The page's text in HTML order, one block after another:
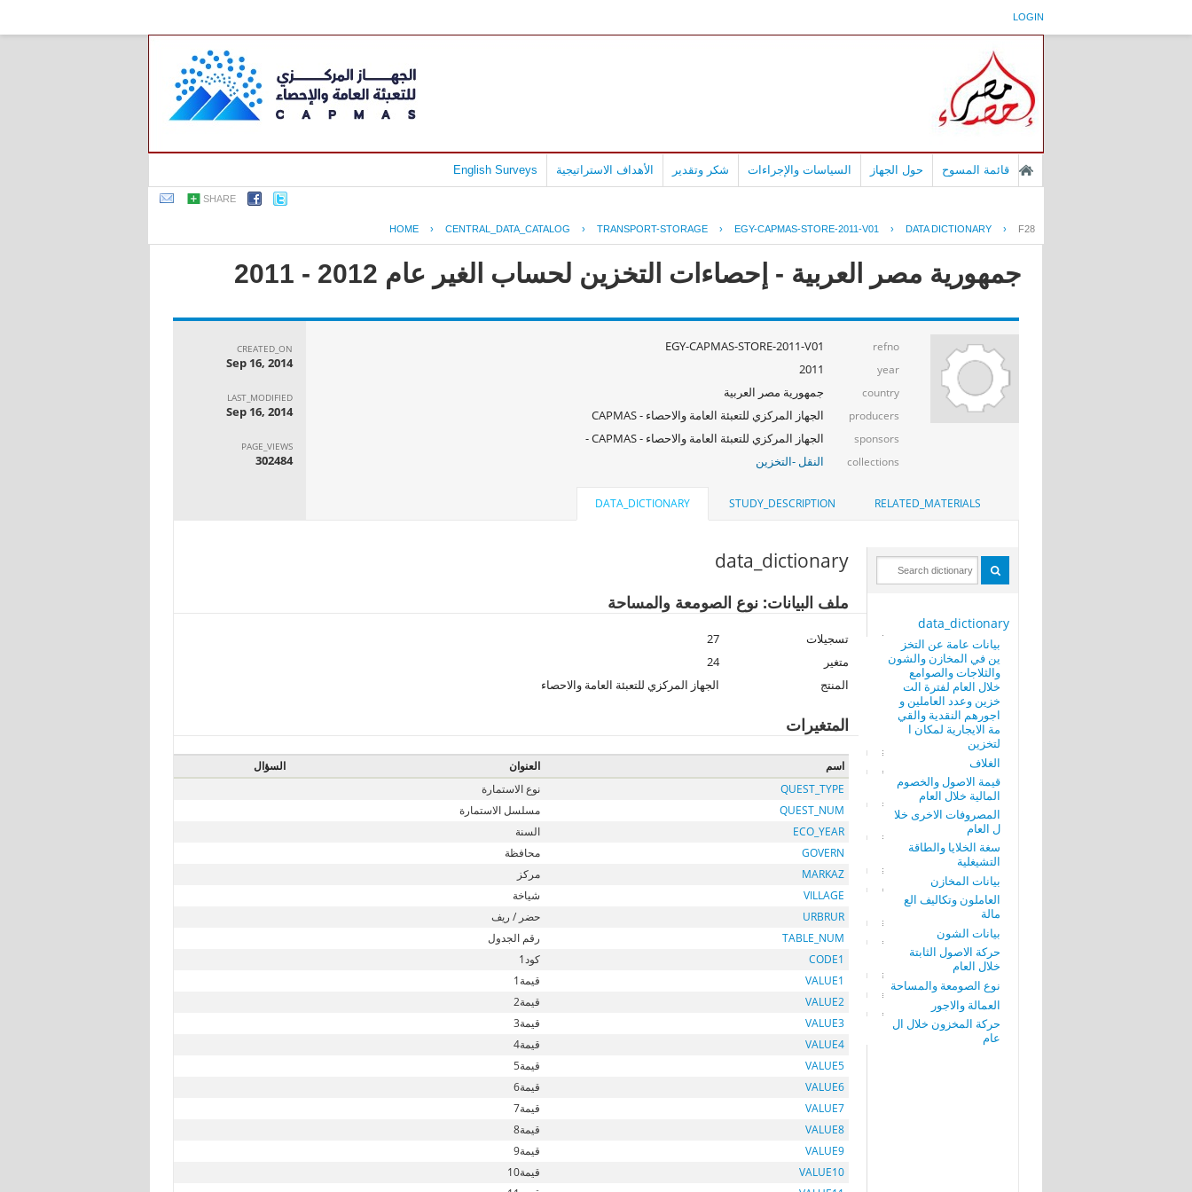
LOGIN
قائمة المسوح حول الجهاز السياسات والإجراءات شكر وتقدير الأهداف الاستراتيجية English Surveys
SHARE
HOME › CENTRAL_DATA_CATALOG › TRANSPORT-STORAGE › EGY-CAPMAS-STORE-2011-V01 › DATA DICTIONARY › F28
جمهورية مصر العربية - إحصاءات التخزين لحساب الغير عام 2012 - 2011
refno
EGY-CAPMAS-STORE-2011-V01
year
2011
country جمهورية مصر العربية
producers الجهاز المركزي للتعبئة العامة والاحصاء - CAPMAS
sponsors الجهاز المركزي للتعبئة العامة والاحصاء - CAPMAS -
collections النقل -التخزين
CREATED_ON
Sep 16, 2014
LAST_MODIFIED
Sep 16, 2014
PAGE_VIEWS
302484
RELATED_MATERIALS
STUDY_DESCRIPTION
DATA_DICTIONARY
data_dictionary
بيانات عامة عن التخز
ين في المخازن والشون
والثلاجات والصوامع
خلال العام لفترة الت
خزين وعدد العاملين و
اجورهم النقدية والقي
مة الايجارية لمكان ا
لتخزين
الغلاف
قيمة الاصول والخصوم
المالية خلال العام
المصروفات الاخرى خلا
ل العام
سغة الخلايا والطاقة
التشيغلية
بيانات المخازن
العاملون وتكاليف الع
مالة
بيانات الشون
حركة الاصول الثابتة
خلال العام
نوع الصومعة والمساحة
العمالة والاجور
حركة المخزون خلال ال
عام
data_dictionary
ملف البيانات: نوع الصومعة والمساحة
تسجيلات
27
متغير
24
المنتج
الجهاز المركزي للتعبئة العامة والاحصاء
المتغيرات
اسم العنوان
السؤال
QUEST_TYPE
نوع الاستمارة
QUEST_NUM
مسلسل الاستمارة
ECO_YEAR
السنة
GOVERN
محافظة
MARKAZ
مركز
VILLAGE
شياخة
URBRUR
حضر / ريف
TABLE_NUM
رقم الجدول
CODE1
كود1
VALUE1
قيمة1
VALUE2
قيمة2
VALUE3
قيمة3
VALUE4
قيمة4
VALUE5
قيمة5
VALUE6
قيمة6
VALUE7
قيمة7
VALUE8
قيمة8
VALUE9
قيمة9
VALUE10
قيمة10